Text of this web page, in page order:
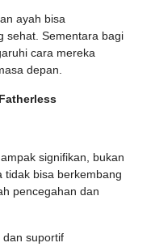
ayah bisa
sehat. Sementara bagi
cara mereka
depan.
signifikan, bukan
tidak bisa berkembang
pencegahan dan
dan suportif